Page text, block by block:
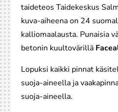
taideteos Taidekeskus
kuva-aiheena on 24
kalliomaalausta. Punaisia
betonin kuultovärillä
Lopuksi kaikki pinnat
suoja-aineella ja
suoja-aineella.